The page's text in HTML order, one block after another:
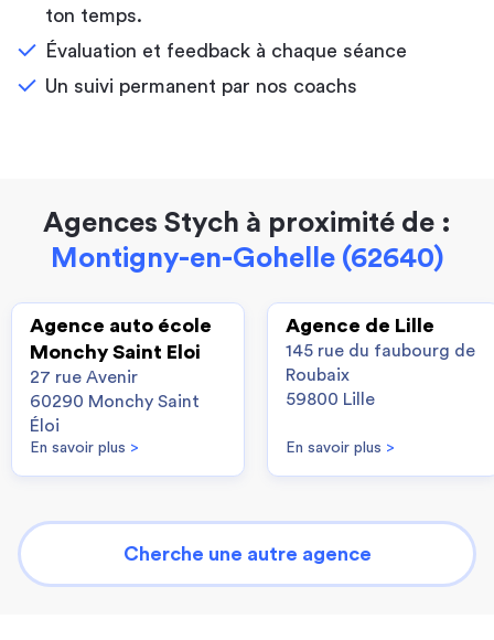
ton temps.
Évaluation et feedback à chaque séance
Un suivi permanent par nos coachs
Agences Stych à proximité de :
Montigny-en-Gohelle (62640)
Agence auto école
Monchy Saint Eloi
27 rue Avenir
60290 Monchy Saint
Éloi
En savoir plus >
Agence de Lille
145 rue du faubourg de
Roubaix
59800 Lille
En savoir plus >
Cherche une autre agence